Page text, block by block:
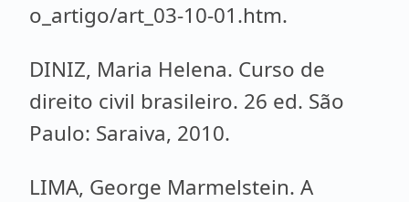
o_artigo/art_03-10-01.htm.
DINIZ, Maria Helena. Curso de
direito civil brasileiro. 26 ed. São
Paulo: Saraiva, 2010.
LIMA, George Marmelstein. A